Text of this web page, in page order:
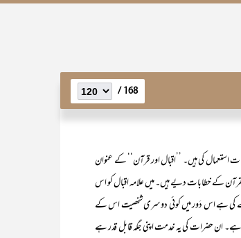
168 /
چند اصطلاحات استعمال کی ہیں۔ ’’اقبال اور قرآن‘‘ کے عنوان
قرآن کا نشان‘ (۲) واقفِ مرتبہ و مقامِ قرآن‘ اور (۳) داعی الی القرآن کے خطابات دیے ہیں۔ میں علامہ اقبال کو اس
نے کی ہے اس دَور میں کوئی دوسری شخصیت اس کے
ہے۔ ان حضرات کی یہ خدمت اپنی جگہ قابل قدر ہے